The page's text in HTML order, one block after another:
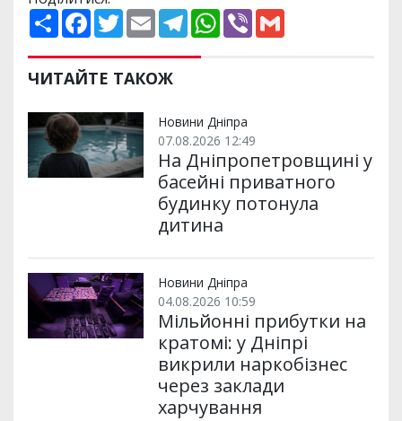
П
о
и
р
и
и
F
a
e
b
o
k
T
w
t
t
e
E
m
i
l
T
e
e
m
W
h
p
V
ЧИТАЙТЕ ТАКОЖ
Новини Дніпра
07.08.2026 12:49
На Дніпропетровщині у
басейні приватного
будинку потонула
дитина
Новини Дніпра
04.08.2026 10:59
Мільйонні прибутки на
кратомі: у Дніпрі
викрили наркобізнес
через заклади
харчування